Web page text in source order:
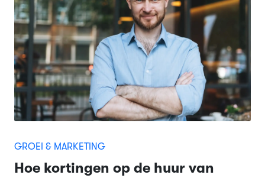
GROEI & MARKETING
Hoe kortingen op de huur van